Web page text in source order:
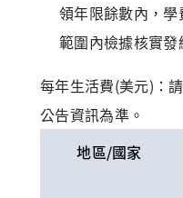
領年限餘數內，
範圍內檢據核實發
每年生活費(美元)：
公告資訊為準。
地區/國家